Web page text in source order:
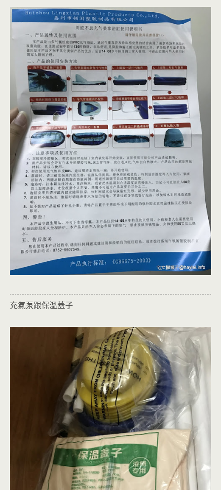
充氣泵跟保溫蓋子